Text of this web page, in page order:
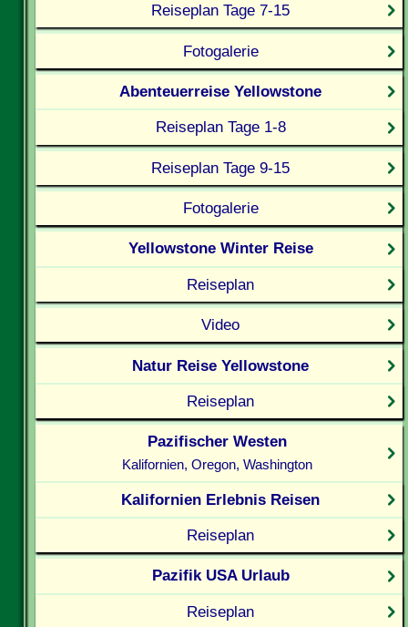
Reiseplan Tage 7-15
Fotogalerie
Abenteuerreise Yellowstone
Reiseplan Tage 1-8
Reiseplan Tage 9-15
Fotogalerie
Yellowstone Winter Reise
Reiseplan
Video
Natur Reise Yellowstone
Reiseplan
Pazifischer Westen
Kalifornien, Oregon, Washington
Kalifornien Erlebnis Reisen
Reiseplan
Pazifik USA Urlaub
Reiseplan